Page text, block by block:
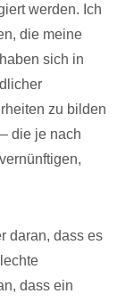
werden. Ich
die meine
sich in
zu bilden
die je nach
daran, dass es
dass ein